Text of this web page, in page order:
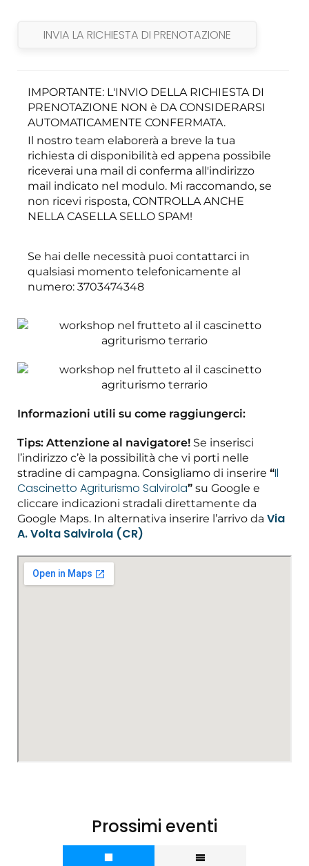
IMPORTANTE: L'INVIO DELLA RICHIESTA DI
PRENOTAZIONE NON è DA CONSIDERARSI
AUTOMATICAMENTE CONFERMATA.
Il nostro team elaborerà a breve la tua
richiesta di disponibilità ed appena possibile
riceverai una mail di conferma all'indirizzo
mail indicato nel modulo. Mi raccomando, se
non ricevi risposta, CONTROLLA ANCHE
NELLA CASELLA SELLO SPAM!
Se hai delle necessità puoi contattarci in
qualsiasi momento telefonicamente al
numero: 3703474348
Informazioni utili su come raggiungerci:
Tips: Attenzione al navigatore! Se inserisci
l’indirizzo c’è la possibilità che vi porti nelle
stradine di campagna. Consigliamo di inserire “Il
Cascinetto Agriturismo Salvirola” su Google e
cliccare indicazioni stradali direttamente da
Google Maps. In alternativa inserire l’arrivo da Via
A. Volta Salvirola (CR)
Prossimi eventi